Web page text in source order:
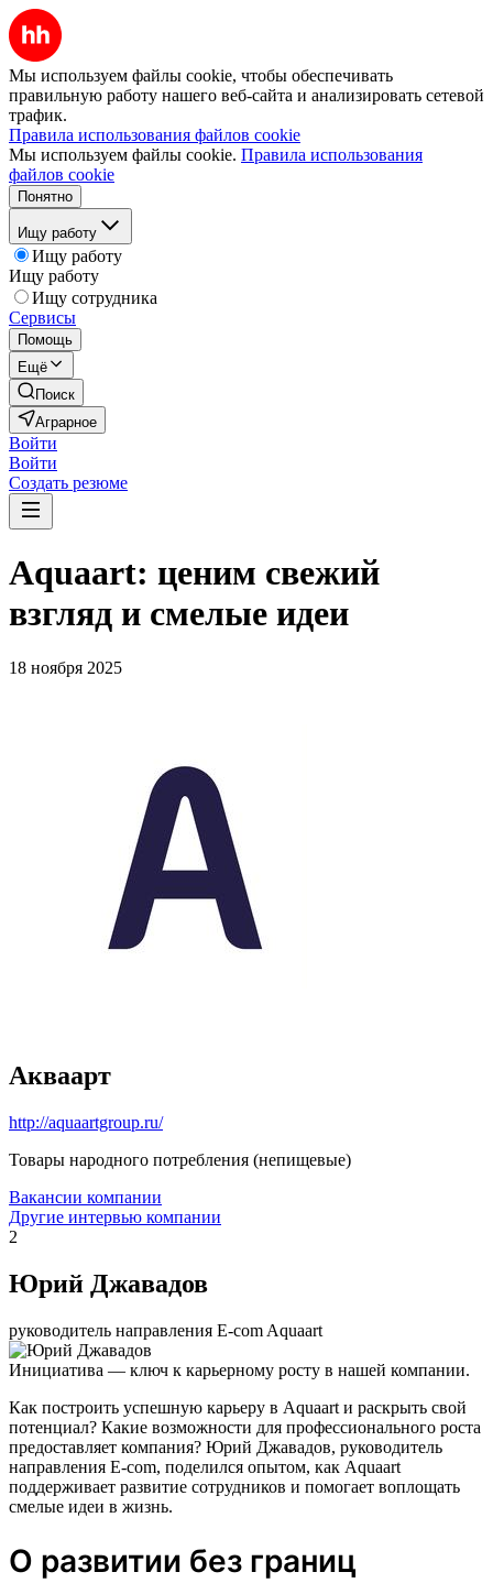
Мы используем файлы cookie, чтобы обеспечивать
правильную работу нашего веб-сайта и анализировать сетевой
трафик.
Правила использования файлов cookie
Мы используем файлы cookie. Правила использования
файлов cookie
Понятно
Ищу работу
Ищу работу
Ищу работу
Ищу сотрудника
Сервисы
Помощь
Ещё
Поиск
Аграрное
Войти
Войти
Создать резюме
Aquaart: ценим свежий
взгляд и смелые идеи
18 ноября 2025
Акваарт
http://aquaartgroup.ru/
Товары народного потребления (непищевые)
Вакансии компании
Другие интервью компании
2
Юрий Джавадов
руководитель направления E-com Aquaart
Инициатива — ключ к карьерному росту в нашей компании.
Как построить успешную карьеру в Aquaart и раскрыть свой
потенциал? Какие возможности для профессионального роста
предоставляет компания? Юрий Джавадов, руководитель
направления E-com, поделился опытом, как Aquaart
поддерживает развитие сотрудников и помогает воплощать
смелые идеи в жизнь.
О развитии без границ